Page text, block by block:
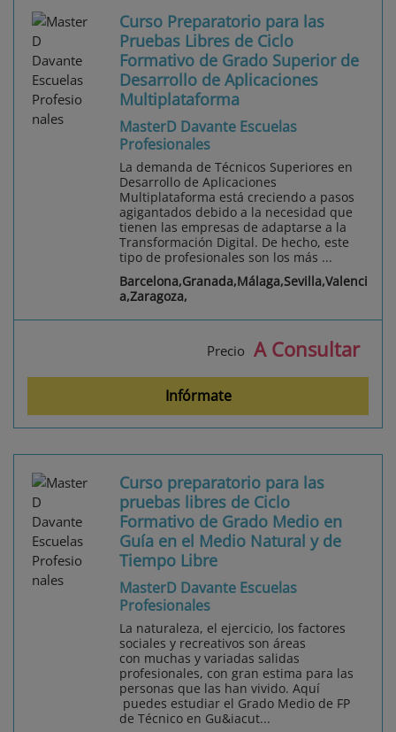
Curso Preparatorio para las
Pruebas Libres de Ciclo
Formativo de Grado Superior de
Desarrollo de Aplicaciones
Multiplataforma
MasterD Davante Escuelas
Profesionales
La demanda de Técnicos Superiores en
Desarrollo de Aplicaciones
Multiplataforma está creciendo a pasos
agigantados debido a la necesidad que
tienen las empresas de adaptarse a la
Transformación Digital. De hecho, este
tipo de profesionales son los más ...
Barcelona,Granada,Málaga,Sevilla,Valenci
a,Zaragoza,
Precio A Consultar
Infórmate
Curso preparatorio para las
pruebas libres de Ciclo
Formativo de Grado Medio en
Guía en el Medio Natural y de
Tiempo Libre
MasterD Davante Escuelas
Profesionales
La naturaleza, el ejercicio, los factores
sociales y recreativos son áreas
con muchas y variadas salidas
profesionales, con gran estima para las
personas que las han vivido. Aquí
puedes estudiar el Grado Medio de FP
de Técnico en Gu&iacut...